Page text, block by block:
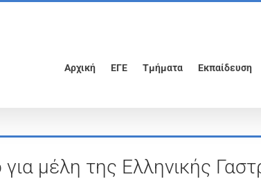
Αρχική ΕΓΕ Τμήματα Εκπαίδευση
μέλη της Ελληνικής